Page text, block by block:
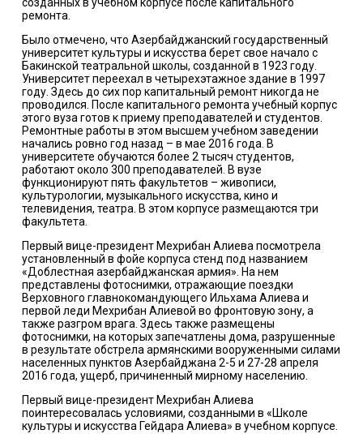
созданных в учебном корпусе после капитального
ремонта.
Было отмечено, что Азербайджанский государственный
университет культуры и искусства берет свое начало с
Бакинской театральной школы, созданной в 1923 году.
Университет переехал в четырехэтажное здание в 1997
году. Здесь до сих пор капитальный ремонт никогда не
проводился. После капитального ремонта учебный корпус
этого вуза готов к приему преподавателей и студентов.
Ремонтные работы в этом высшем учебном заведении
начались ровно год назад – в мае 2016 года. В
университете обучаются более 2 тысяч студентов,
работают около 300 преподавателей. В вузе
функционируют пять факультетов – живописи,
культурологии, музыкального искусства, кино и
телевидения, театра. В этом корпусе размещаются три
факультета.
Первый вице-президент Мехрибан Алиева посмотрела
установленный в фойе корпуса стенд под названием
«Доблестная азербайджанская армия». На нем
представлены фотоснимки, отражающие поездки
Верховного главнокомандующего Ильхама Алиева и
первой леди Мехрибан Алиевой во фронтовую зону, а
также разгром врага. Здесь также размещены
фотоснимки, на которых запечатлены дома, разрушенные
в результате обстрела армянскими вооруженными силами
населенных пунктов Азербайджана 2-5 и 27-28 апреля
2016 года, ущерб, причиненный мирному населению.
Первый вице-президент Мехрибан Алиева
поинтересовалась условиями, созданными в «Школе
культуры и искусства Гейдара Алиева» в учебном корпусе.